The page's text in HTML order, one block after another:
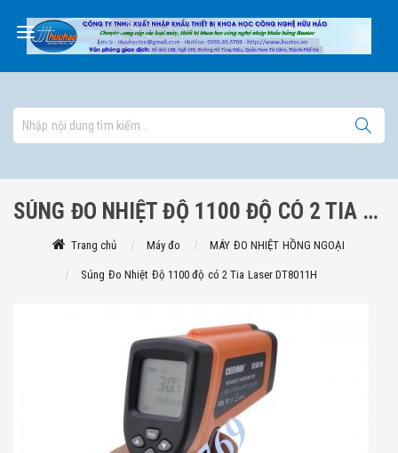
SÚNG ĐO NHIỆT ĐỘ 1100 ĐỘ CÓ 2 TIA LASER DT8011H
Trang chủ Máy đo MÁY ĐO NHIỆT HỒNG NGOẠI
Súng Đo Nhiệt Độ 1100 độ có 2 Tia Laser DT8011H